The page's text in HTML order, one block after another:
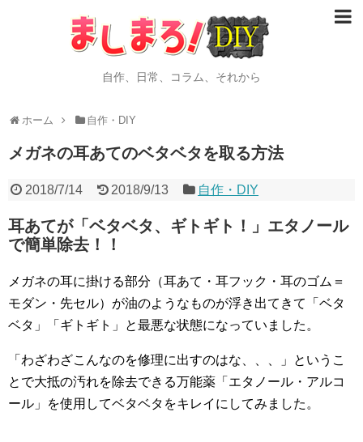
自作、日常、コラム、それから
ホーム 自作・DIY
メガネの耳あてのベタベタを取る方法
2018/7/14 2018/9/13 自作・DIY
耳あてが「ベタベタ、ギトギト！」エタノール
で簡単除去！！
メガネの耳に掛ける部分（耳あて・耳フック・耳のゴム＝
モダン・先セル）が油のようなものが浮き出てきて「ベタ
ベタ」「ギトギト」と最悪な状態になっていました。
「わざわざこんなのを修理に出すのはな、、、」というこ
とで大抵の汚れを除去できる万能薬「エタノール・アルコ
ール」を使用してベタベタをキレイにしてみました。